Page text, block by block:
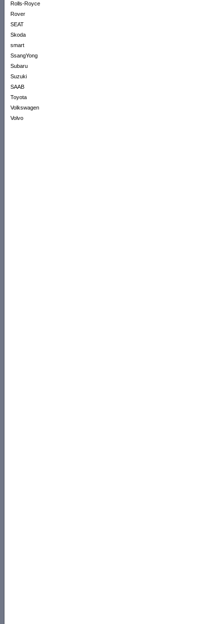
Rolls-Royce
Rover
SEAT
Skoda
smart
SsangYong
Subaru
Suzuki
SAAB
Toyota
Volkswagen
Volvo